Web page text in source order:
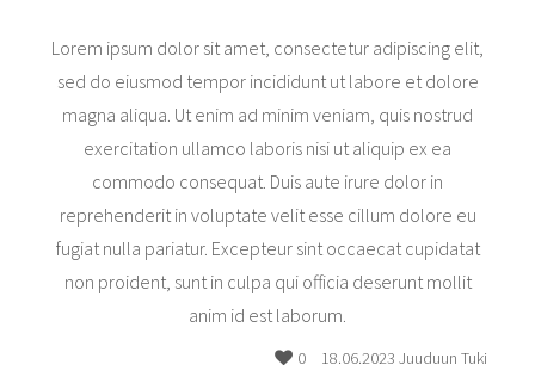
Lorem ipsum dolor sit amet, consectetur adipiscing elit,
sed do eiusmod tempor incididunt ut labore et dolore
magna aliqua. Ut enim ad minim veniam, quis nostrud
exercitation ullamco laboris nisi ut aliquip ex ea
commodo consequat. Duis aute irure dolor in
reprehenderit in voluptate velit esse cillum dolore eu
fugiat nulla pariatur. Excepteur sint occaecat cupidatat
non proident, sunt in culpa qui officia deserunt mollit
anim id est laborum.
0 18.06.2023 Juuduun Tuki